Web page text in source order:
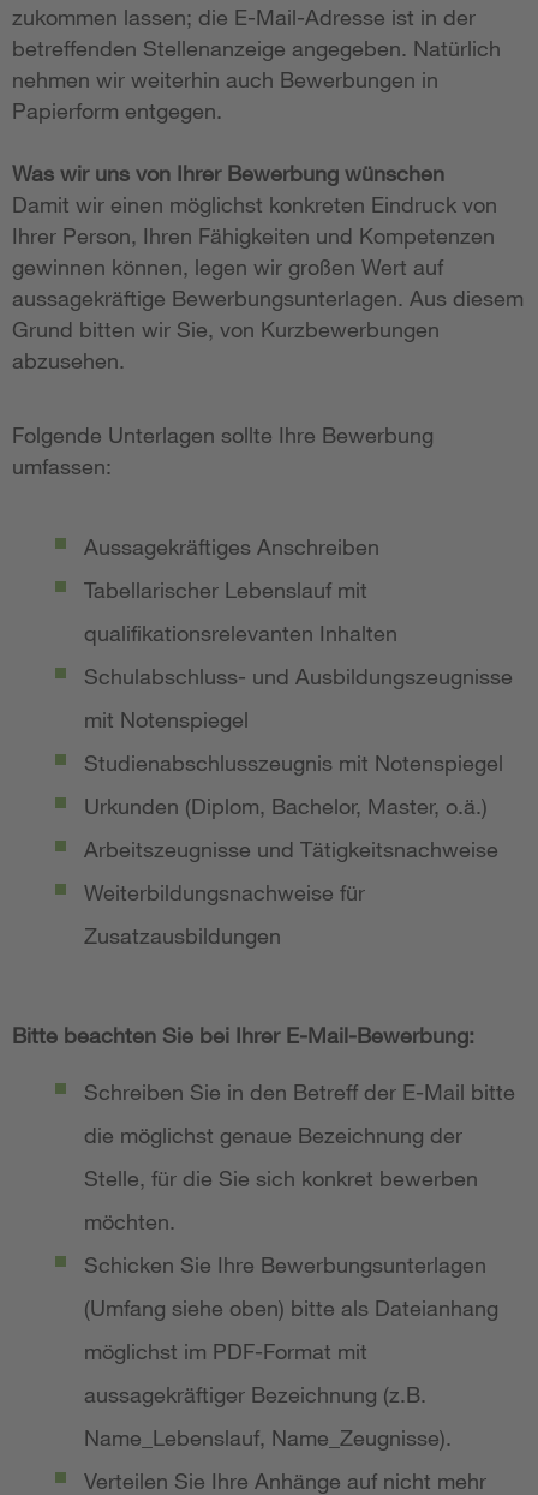
zukommen lassen; die E-Mail-Adresse ist in der
betreffenden Stellenanzeige angegeben. Natürlich
nehmen wir weiterhin auch Bewerbungen in
Papierform entgegen.
Was wir uns von Ihrer Bewerbung wünschen
Damit wir einen möglichst konkreten Eindruck von
Ihrer Person, Ihren Fähigkeiten und Kompetenzen
gewinnen können, legen wir großen Wert auf
aussagekräftige Bewerbungsunterlagen. Aus diesem
Grund bitten wir Sie, von Kurzbewerbungen
abzusehen.
Folgende Unterlagen sollte Ihre Bewerbung
umfassen:
Aussagekräftiges Anschreiben
Tabellarischer Lebenslauf mit
qualifikationsrelevanten Inhalten
Schulabschluss- und Ausbildungszeugnisse
mit Notenspiegel
Studienabschlusszeugnis mit Notenspiegel
Urkunden (Diplom, Bachelor, Master, o.ä.)
Arbeitszeugnisse und Tätigkeitsnachweise
Weiterbildungsnachweise für
Zusatzausbildungen
Bitte beachten Sie bei Ihrer E-Mail-Bewerbung:
Schreiben Sie in den Betreff der E-Mail bitte
die möglichst genaue Bezeichnung der
Stelle, für die Sie sich konkret bewerben
möchten.
Schicken Sie Ihre Bewerbungsunterlagen
(Umfang siehe oben) bitte als Dateianhang
möglichst im PDF-Format mit
aussagekräftiger Bezeichnung (z.B.
Name_Lebenslauf, Name_Zeugnisse).
Verteilen Sie Ihre Anhänge auf nicht mehr